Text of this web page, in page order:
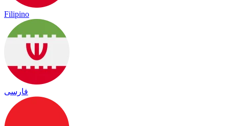
Filipino
فارسی